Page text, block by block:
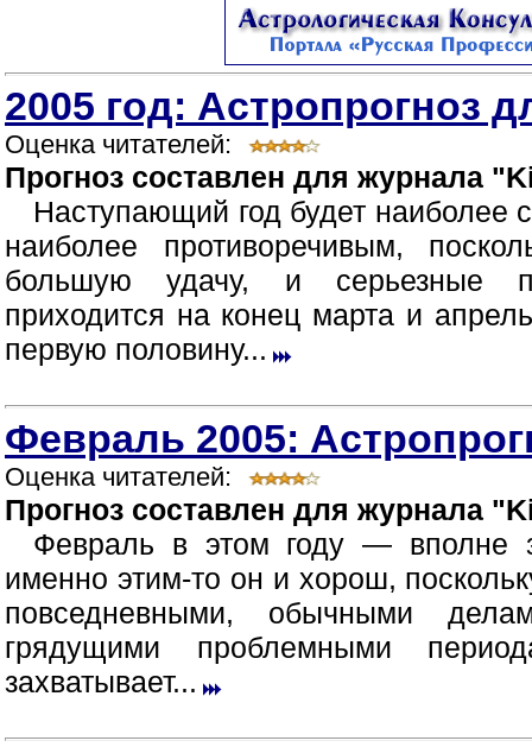
2005 год: Астропрогноз
Оценка читателей:
Прогноз составлен для журнала
Наступающий год будет наиболее
наиболее противоречивым,
большую удачу, и серьезные
приходится на конец марта и
первую половину...
Февраль 2005:
Оценка читателей:
Прогноз составлен для журнала
Февраль в этом году — вполне
именно этим-то он и хорош,
повседневными, обычными
грядущими проблемными
захватывает...